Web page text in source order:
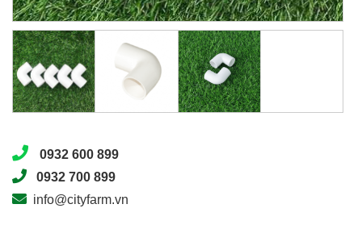
0932 600 899
0932 700 899
info@cityfarm.vn